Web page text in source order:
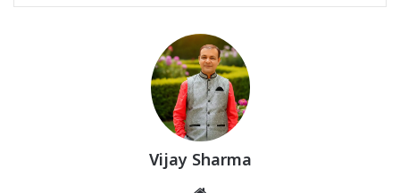
Vijay Sharma